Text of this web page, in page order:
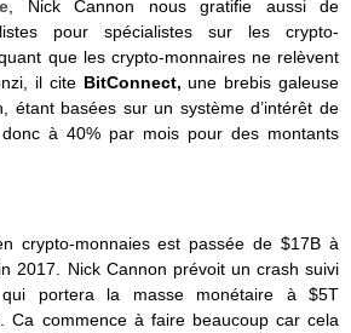
, Nick Cannon nous gratifie aussi de
pour spécialistes sur les crypto-
que les crypto-monnaires ne relèvent
il cite BitConnect,une brebis galeuse
étant basées sur un système d’intérêt de
à 40% par mois pour des montants
crypto-monnaies est passée de $17B à
2017. Nick Cannon prévoit un crash suivi
qui portera la masse monétaire à $5T
Ca commence à faire beaucoup car cela